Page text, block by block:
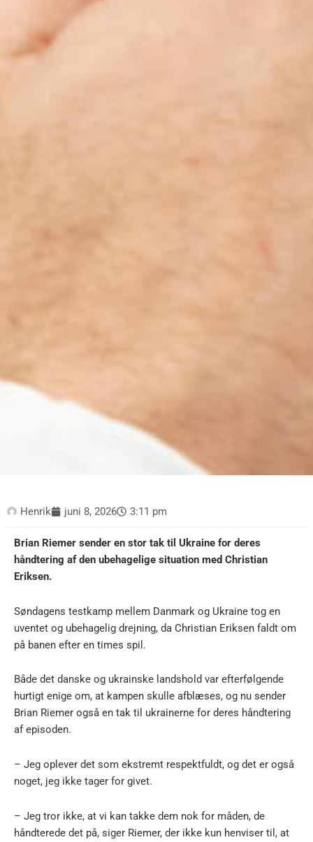
Henrik juni 8, 2026 3:11 pm
Brian Riemer sender en stor tak til Ukraine for deres
håndtering af den ubehagelige situation med Christian
Eriksen.
Søndagens testkamp mellem Danmark og Ukraine tog en
uventet og ubehagelig drejning, da Christian Eriksen faldt om
på banen efter en times spil.
Både det danske og ukrainske landshold var efterfølgende
hurtigt enige om, at kampen skulle afblæses, og nu sender
Brian Riemer også en tak til ukrainerne for deres håndtering
af episoden.
– Jeg oplever det som ekstremt respektfuldt, og det er også
noget, jeg ikke tager for givet.
– Jeg tror ikke, at vi kan takke dem nok for måden, de
håndterede det på, siger Riemer, der ikke kun henviser til, at